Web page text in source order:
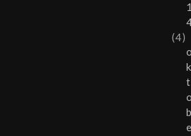
(4)
k
t